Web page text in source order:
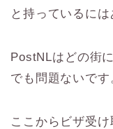
と持っているには
PostNLはどの街
でも問題ないです
ここからビザ受